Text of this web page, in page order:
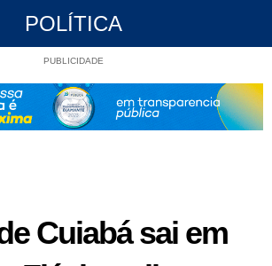
POLÍTICA
PUBLICIDADE
Cuiabá sai em